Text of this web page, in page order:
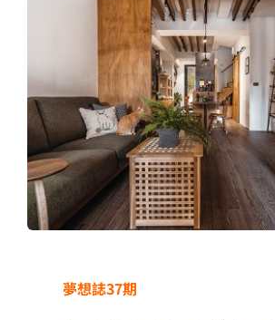
夢想誌37期